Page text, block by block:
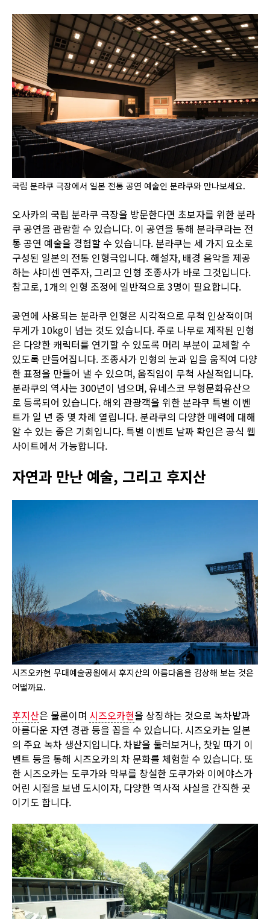
국립 분라쿠 극장에서 일본 전통 공연 예술인 분라쿠와 만나보세요.
오사카의 국립 분라쿠 극장을 방문한다면 초보자를 위한 분라
쿠 공연을 관람할 수 있습니다. 이 공연을 통해 분라쿠라는 전
통 공연 예술을 경험할 수 있습니다. 분라쿠는 세 가지 요소로
구성된 일본의 전통 인형극입니다. 해설자, 배경 음악을 제공
하는 샤미센 연주자, 그리고 인형 조종사가 바로 그것입니다.
참고로, 1개의 인형 조정에 일반적으로 3명이 필요합니다.
공연에 사용되는 분라쿠 인형은 시각적으로 무척 인상적이며
무게가 10kg이 넘는 것도 있습니다. 주로 나무로 제작된 인형
은 다양한 캐릭터를 연기할 수 있도록 머리 부분이 교체할 수
있도록 만들어집니다. 조종사가 인형의 눈과 입을 움직여 다양
한 표정을 만들어 낼 수 있으며, 움직임이 무척 사실적입니다.
분라쿠의 역사는 300년이 넘으며, 유네스코 무형문화유산으
로 등록되어 있습니다. 해외 관광객을 위한 분라쿠 특별 이벤
트가 일 년 중 몇 차례 열립니다. 분라쿠의 다양한 매력에 대해
알 수 있는 좋은 기회입니다. 특별 이벤트 날짜 확인은 공식 웹
사이트에서 가능합니다.
자연과 만난 예술, 그리고 후지산
시즈오카현 무대예술공원에서 후지산의 아름다움을 감상해 보는 것은
어떨까요.
후지산은 물론이며 시즈오카현을 상징하는 것으로 녹차밭과
아름다운 자연 경관 등을 꼽을 수 있습니다. 시즈오카는 일본
의 주요 녹차 생산지입니다. 차밭을 둘러보거나, 찻잎 따기 이
벤트 등을 통해 시즈오카의 차 문화를 체험할 수 있습니다. 또
한 시즈오카는 도쿠가와 막부를 창설한 도쿠가와 이에야스가
어린 시절을 보낸 도시이자, 다양한 역사적 사실을 간직한 곳
이기도 합니다.